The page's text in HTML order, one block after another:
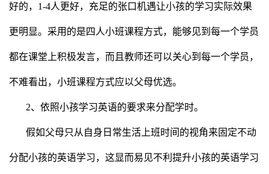
好的，1-4人更好，充足的张口机遇让小孩的学习实际效果
更明显。采用的是四人小班课程方式，能够见到每一个学员
都在课堂上积极发言，而且教师还可以关心到每一个学员，
不难看出，小班课程方式应以父母优选。
2、依照小孩学习英语的要求来分配学时。
假如父母只从自身日常生活上班时间的视角来固定不动
分配小孩的英语学习，这显而易见不利提升小孩的英语学习